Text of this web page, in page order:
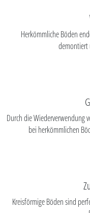
Herkömmliche Böden
demontiert
Durch die Wiederverwendung
bei herkömmlichen
Kreisförmige Böden sind